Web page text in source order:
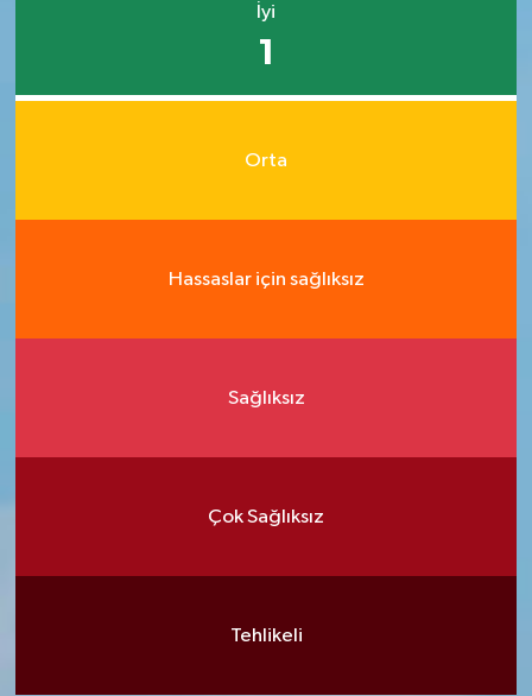
İyi
1
Orta
Hassaslar için sağlıksız
Sağlıksız
Çok Sağlıksız
Tehlikeli